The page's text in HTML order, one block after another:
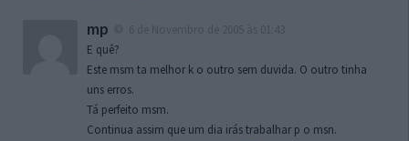
mp
E quê?
Este msm ta melhor k o outro sem duvida. O outro tinha
uns erros.
Tá perfeito msm.
Continua assim que um dia irás trabalhar p o msn.